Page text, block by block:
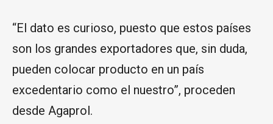
“El dato es curioso, puesto que estos países
son los grandes exportadores que, sin duda,
pueden colocar producto en un país
excedentario como el nuestro”, proceden
desde Agaprol.